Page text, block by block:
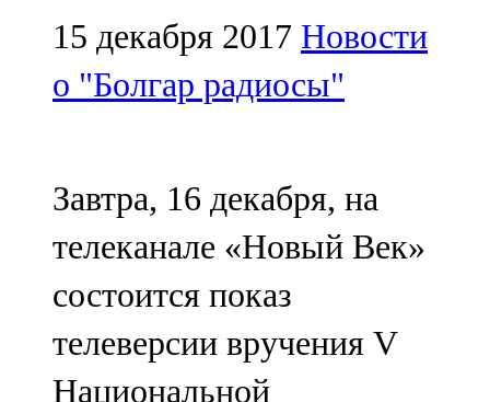
106,1 FM
Кама тамагы
71,51 FM
107,9 FM
Лениногорский
102,1 FM
Мамадыш
15 декабря 2017 Новости
о "Болгар радиосы"
Завтра, 16 декабря, на
телеканале «Новый Век»
состоится показ
телеверсии вручения V
Национальной